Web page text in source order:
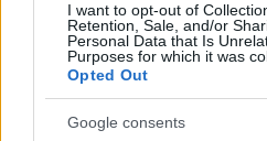
I want to opt-out of
Retention, Sale, and/or
Personal Data that Is
Purposes for which it was
Opted Out
Google consents